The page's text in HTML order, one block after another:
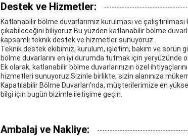
Destek ve Hizmetler:
Katlanabilir bölme duvarlarımız kurulması ve
çıkabileceğini biliyoruz.Bu yüzden katlanabilir bölme
kapsamlı teknik destek ve hizmetler sunuyoruz..
Teknik destek ekibimiz, kurulum, işletim, bakım ve sorun
bölme duvarlarını en iyi durumda tutmak için yeryüzünde
Ek olarak, katlanabilir bölme duvarlarınızın özel
hizmetleri sunuyoruz.Sizinle birlikte, sizin alanınıza
Kapatılabilir Bölme Duvarları'nda, müşterilerimize en
bilgi için bugün bizimle iletişime geçin.
Ambalaj ve Nakliye: